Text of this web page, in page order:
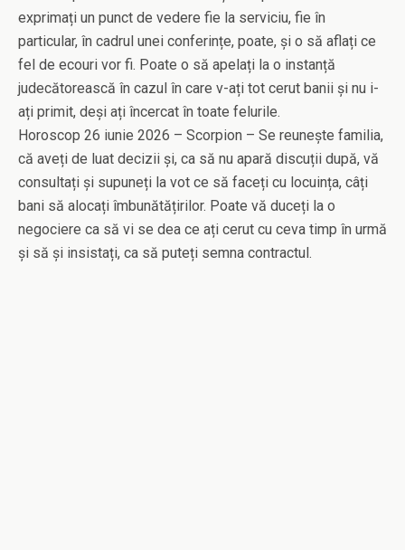
exprimați un punct de vedere fie la serviciu, fie în
particular, în cadrul unei conferințe, poate, și o să aflați ce
fel de ecouri vor fi. Poate o să apelați la o instanță
judecătorească în cazul în care v-ați tot cerut banii și nu i-
ați primit, deși ați încercat în toate felurile.
Horoscop 26 iunie 2026 – Scorpion – Se reunește familia,
că aveți de luat decizii și, ca să nu apară discuții după, vă
consultați și supuneți la vot ce să faceți cu locuința, câți
bani să alocați îmbunătățirilor. Poate vă duceți la o
negociere ca să vi se dea ce ați cerut cu ceva timp în urmă
și să și insistați, ca să puteți semna contractul.